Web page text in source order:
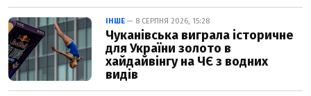
ІНШЕ — 8 СЕРПНЯ 2026, 15:28
Чуканівська виграла історичне
для України золото в
хайдайвінгу на ЧЄ з водних
видів